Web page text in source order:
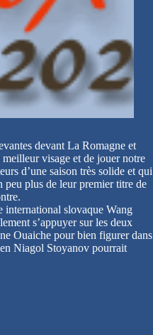
devant La Romagne et
visage et de jouer notre
d’une saison très solide et qui
peu plus de leur premier titre de
international slovaque Wang
s’appuyer sur les deux
Ouaiche pour bien figurer dans
Niagol Stoyanov pourrait